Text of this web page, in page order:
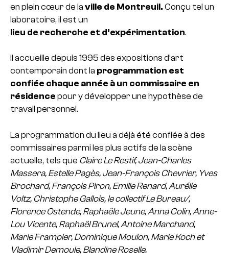
en plein cœur de la ville de Montreuil. Conçu tel un
labo­ra­toire, il est un
lieu de recher­che et d’expé­ri­men­ta­tion.
Il accueille depuis 1995 des expo­si­tions d’art
contem­po­rain dont la pro­gram­ma­tion est
confiée chaque année à un com­mis­saire en
rési­dence pour y déve­lop­per une hypo­thèse de
tra­vail per­son­nel.
La pro­gram­ma­tion du lieu a déjà été confiée à des
com­mis­sai­res parmi les plus actifs de la scène
actuelle, tels que Claire Le Restif, Jean-Charles
Massera, Estelle Pagès, Jean-François Chevrier, Yves
Brochard, François Piron, Emilie Renard, Aurélie
Voltz, Christophe Gallois, le col­lec­tif Le Bureau/,
Florence Ostende, Raphaële Jeune, Anna Colin, Anne-
Lou Vicente, Raphaël Brunel, Antoine Marchand,
Marie Frampier, Dominique Moulon, Marie Koch et
Vladimir Demoule, Blandine Roselle.